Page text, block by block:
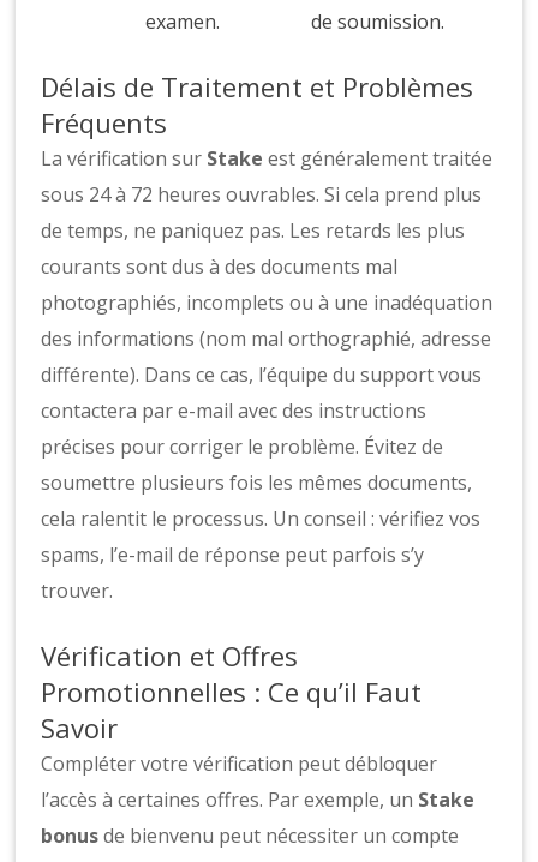
examen.
de soumission.
Délais de Traitement et Problèmes
Fréquents
La vérification sur Stake est généralement traitée
sous 24 à 72 heures ouvrables. Si cela prend plus
de temps, ne paniquez pas. Les retards les plus
courants sont dus à des documents mal
photographiés, incomplets ou à une inadéquation
des informations (nom mal orthographié, adresse
différente). Dans ce cas, l’équipe du support vous
contactera par e-mail avec des instructions
précises pour corriger le problème. Évitez de
soumettre plusieurs fois les mêmes documents,
cela ralentit le processus. Un conseil : vérifiez vos
spams, l’e-mail de réponse peut parfois s’y
trouver.
Vérification et Offres
Promotionnelles : Ce qu’il Faut
Savoir
Compléter votre vérification peut débloquer
l’accès à certaines offres. Par exemple, un Stake
bonusde bienvenu peut nécessiter un compte